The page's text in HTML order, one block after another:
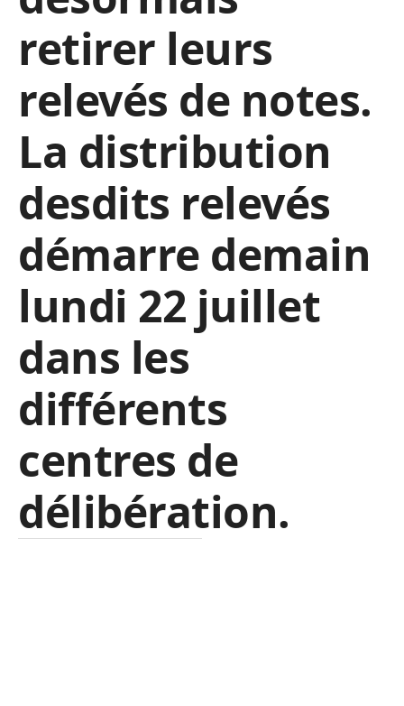
retirer leurs
relevés de notes.
La distribution
desdits relevés
démarre demain
lundi 22 juillet
dans les
différents
centres de
délibération.